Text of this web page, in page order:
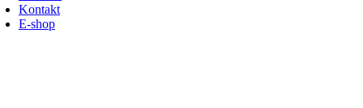
Kontakt
E-shop